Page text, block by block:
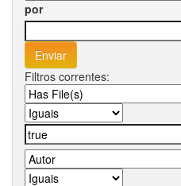
por
Filtros correntes: